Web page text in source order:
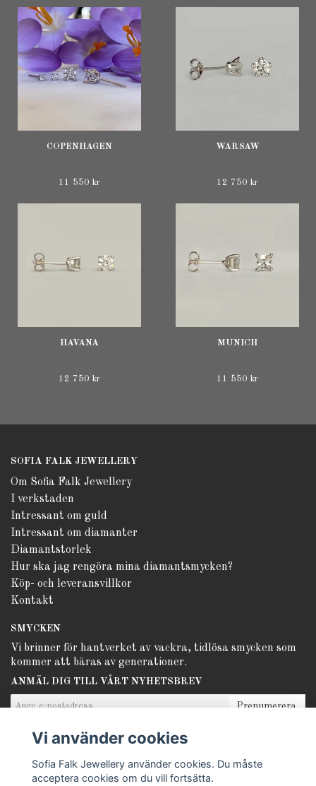
COPENHAGEN
11 550 kr
WARSAW
12 750 kr
HAVANA
12 750 kr
MUNICH
11 550 kr
SOFIA FALK JEWELLERY
Om Sofia Falk Jewellery
I verkstaden
Intressant om guld
Intressant om diamanter
Diamantstorlek
Hur ska jag rengöra mina diamantsmycken?
Köp- och leveransvillkor
Kontakt
SMYCKEN
Vi brinner för hantverket av vackra, tidlösa smycken som
kommer att bäras av generationer.
ANMÄL DIG TILL VÅRT NYHETSBREV
Prenumerera
Vi använder cookies
Sofia Falk Jewellery använder cookies. Du måste
acceptera cookies om du vill fortsätta.